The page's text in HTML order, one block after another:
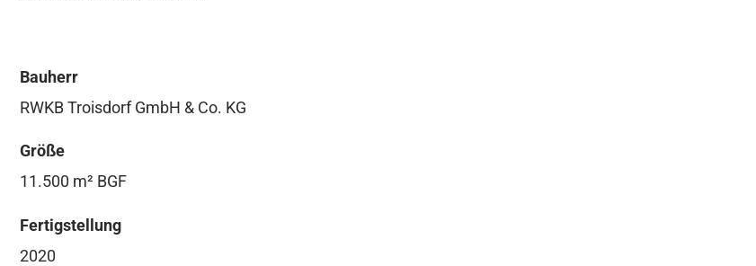
Bauherr
RWKB Troisdorf GmbH & Co. KG
Größe
11.500 m² BGF
Fertigstellung
2020